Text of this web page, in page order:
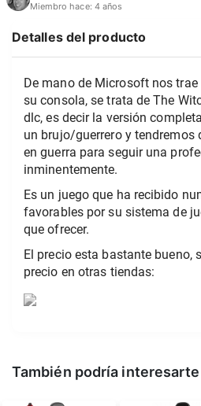
Miembro hace: 4 años
Detalles del producto
De mano de Microsoft nos
su consola, se trata de The
dlc, es decir la versión
un brujo/guerrero y tendremos
en guerra para seguir una
inminentemente.
Es un juego que ha recibido
favorables por su sistema de
que ofrecer.
El precio esta bastante bueno,
precio en otras tiendas:
También podría interesarte